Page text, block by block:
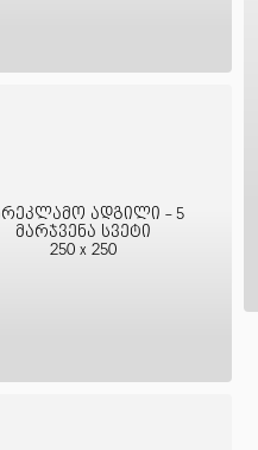
ადგილი - 5
მარჯვენა სვეტი
250 x 250